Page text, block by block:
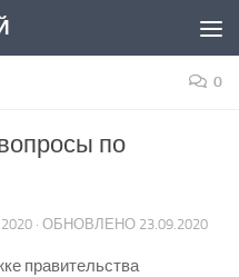
0
по
· ОБНОВЛЕНО 23.09.2020
правительства